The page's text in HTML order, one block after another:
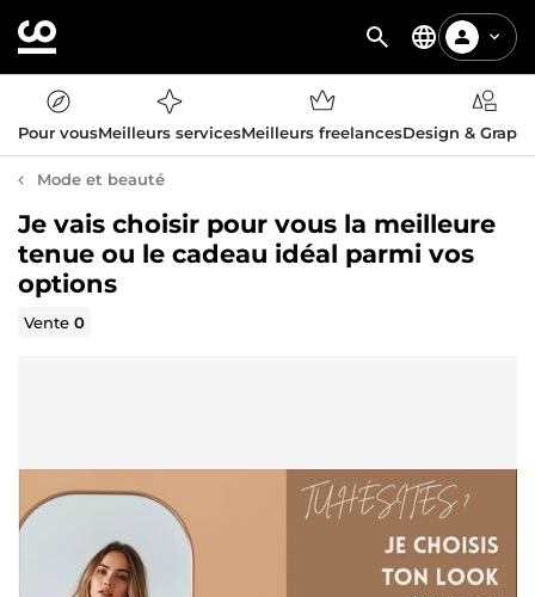
Pour vousMeilleurs servicesMeilleurs freelancesDesign &
Mode et beauté
Je vais choisir pour vous la meilleure
tenue ou le cadeau idéal parmi vos
options
Vente0